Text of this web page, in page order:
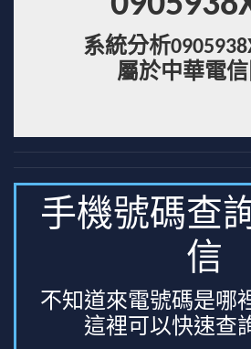
系統分析
屬於中華電
手機號碼查
信
不知道來電號碼是哪
這裡可以快速查